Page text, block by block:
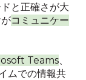
と正確さが大
コミュニケー
Teams、
ムでの情報共